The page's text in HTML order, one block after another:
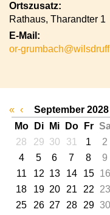
Ortszusatz:
Rathaus, Tharandter 1
E-Mail:
or-
« ‹
September 2028
Mo
Di Mi Do Fr
28
29 30 31 1 2
4
5 6 7 8 9
11
12 13 14 15 16
18
19 20 21 22 23
25
26 27 28 29 30